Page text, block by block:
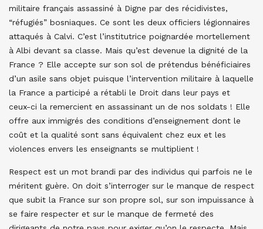
militaire français assassiné à Digne par des récidivistes,
“réfugiés” bosniaques. Ce sont les deux officiers légionnaires
attaqués à Calvi. C’est l’institutrice poignardée mortellement
à Albi devant sa classe. Mais qu’est devenue la dignité de la
France ? Elle accepte sur son sol de prétendus bénéficiaires
d’un asile sans objet puisque l’intervention militaire à laquelle
la France a participé a rétabli le Droit dans leur pays et
ceux-ci la remercient en assassinant un de nos soldats ! Elle
offre aux immigrés des conditions d’enseignement dont le
coût et la qualité sont sans équivalent chez eux et les
violences envers les enseignants se multiplient !
Respect est un mot brandi par des individus qui parfois ne le
méritent guère. On doit s’interroger sur le manque de respect
que subit la France sur son propre sol, sur son impuissance à
se faire respecter et sur le manque de fermeté des